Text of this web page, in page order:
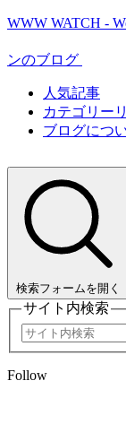
WWW WATCH -
ンのブログ
人気記事
カテゴリー
ブログにつ
検索フォームを開く
サイト内検索
Follow